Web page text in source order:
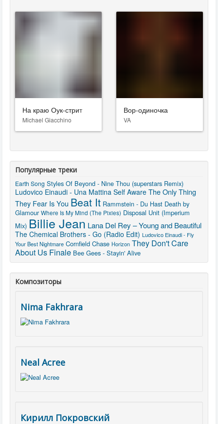
На краю Оук-стрит
Michael Giacchino
Вор-одиночка
VA
Популярные треки
Earth Song Styles Of Beyond - Nine Thou (superstars Remix)
Ludovico Einaudi - Una Mattina Self Aware The Only Thing
They Fear Is You Beat It Rammstein - Du Hast Death by
Glamour Where Is My Mind (The Pixies) Disposal Unit (Imperium
Mix) Billie Jean Lana Del Rey – Young and Beautiful
The Chemical Brothers - Go (Radio Edit) Ludovico Einaudi - Fly
Your Best Nightmare Cornfield Chase Horizon They Don't Care
About Us Finale Bee Gees - Stayin' Alive
Композиторы
Nima Fakhrara
Neal Acree
Кирилл Покровский